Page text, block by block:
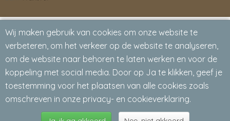
Wij maken gebruik van cookies om onze website te
verbeteren, om het verkeer op de website te analyseren,
om de website naar behoren te laten werken en voor de
koppeling met social media. Door op Ja te klikken, geef je
toestemming voor het plaatsen van alle cookies zoals
omschreven in onze privacy- en cookieverklaring.